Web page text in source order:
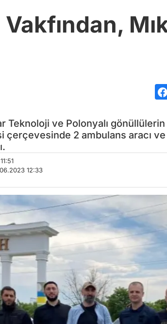
Vakfından,
Teknoloji ve Polonyalı
çerçevesinde 2 ambulans aracı ve
12:33